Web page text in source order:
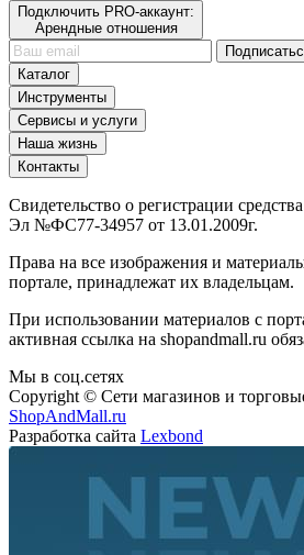
Подключить PRO-аккаунт:
Арендные отношения
Каталог
Инструменты
Сервисы и услуги
Наша жизнь
Контакты
Свидетельство о регистрации
Эл №ФС77-34957 от 13.01.2009г.
Права на все изображения и
портале, принадлежат их владельцам.
При использовании материалов с
активная ссылка на shopandmall.ru
Мы в соц.сетях
Copyright © Сети магазинов и
ShopAndMall.ru
Разработка сайта Lexbond